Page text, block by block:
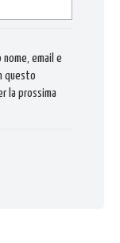
nome, email e
questo
la prossima